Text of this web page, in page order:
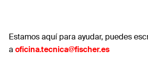
Estamos aquí para ayudar, puedes
a oficina.tecnica@fischer.es